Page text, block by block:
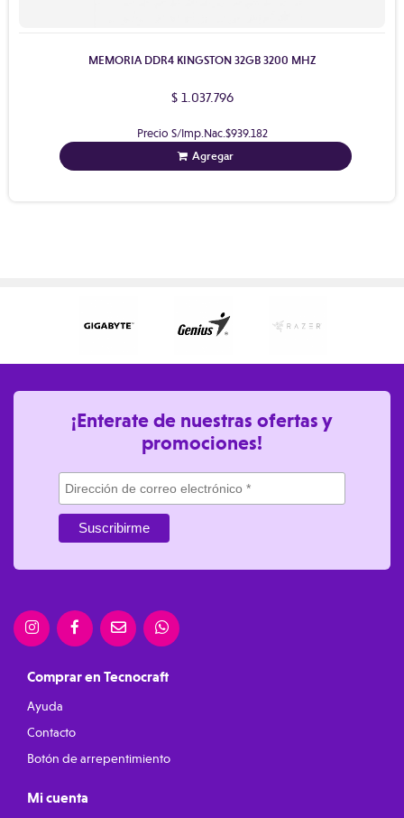
MEMORIA DDR4 KINGSTON 32GB 3200 MHZ
$ 1.037.796
Precio S/Imp.Nac.$939.182
Agregar
¡Enterate de nuestras ofertas y
promociones!
Comprar en Tecnocraft
Ayuda
Contacto
Botón de arrepentimiento
Mi cuenta